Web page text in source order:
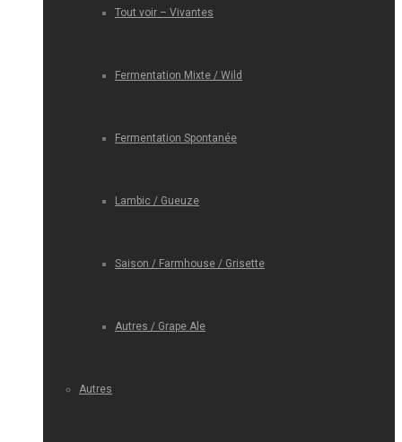
Tout voir – Vivantes
Fermentation Mixte / Wild
Fermentation Spontanée
Lambic / Gueuze
Saison / Farmhouse / Grisette
Autres / Grape Ale
Autres